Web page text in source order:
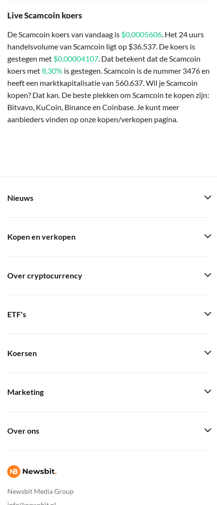
Live Scamcoin koers
De Scamcoin koers van vandaag is $0,0005606. Het 24 uurs
handelsvolume van Scamcoin ligt op $36.537. De koers is
gestegen met $0,00004107. Dat betekent dat de Scamcoin
koers met8,30% is gestegen. Scamcoin is de nummer 3476 en
heeft een marktkapitalisatie van 560.637. Wil je Scamcoin
kopen? Dat kan. De beste plekken om Scamcoin te kopen zijn:
Bitvavo, KuCoin, Binance en Coinbase. Je kunt meer
aanbieders vinden op onze kopen/verkopen pagina.
Newsbit Media Group
Nieuws
Kopen en verkopen
Over cryptocurrency
ETF's
Koersen
Marketing
Over ons